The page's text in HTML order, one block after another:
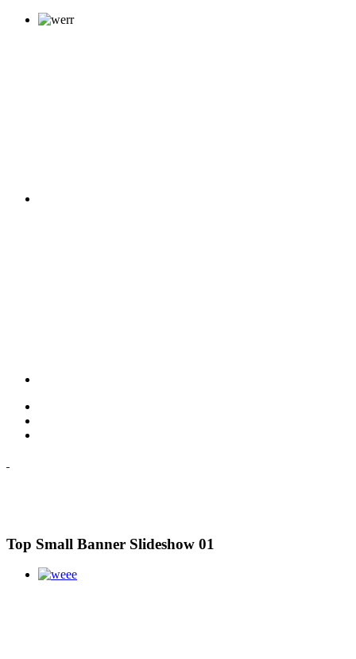
Top Small Banner Slideshow 01